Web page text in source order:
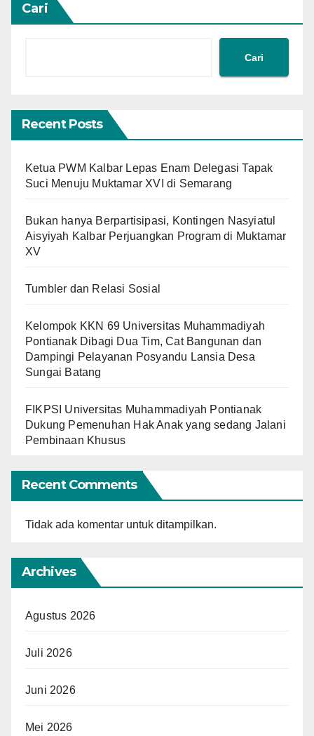
Cari
Cari
Recent Posts
Ketua PWM Kalbar Lepas Enam Delegasi Tapak
Suci Menuju Muktamar XVI di Semarang
Bukan hanya Berpartisipasi, Kontingen Nasyiatul
Aisyiyah Kalbar Perjuangkan Program di Muktamar
XV
Tumbler dan Relasi Sosial
Kelompok KKN 69 Universitas Muhammadiyah
Pontianak Dibagi Dua Tim, Cat Bangunan dan
Dampingi Pelayanan Posyandu Lansia Desa
Sungai Batang
FIKPSI Universitas Muhammadiyah Pontianak
Dukung Pemenuhan Hak Anak yang sedang Jalani
Pembinaan Khusus
Recent Comments
Tidak ada komentar untuk ditampilkan.
Archives
Agustus 2026
Juli 2026
Juni 2026
Mei 2026